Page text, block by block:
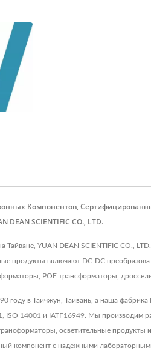
Компонентов,
DEAN SCIENTIFIC CO., LTD.
Тайване, YUAN DEAN SCIENTIFIC CO.,
продукты включают DC-DC
POE трансформаторы,
году в Тайчжун, Тайвань, а наша
ISO 14001 и IATF16949. Мы производим
осветительные
компонент с надежными